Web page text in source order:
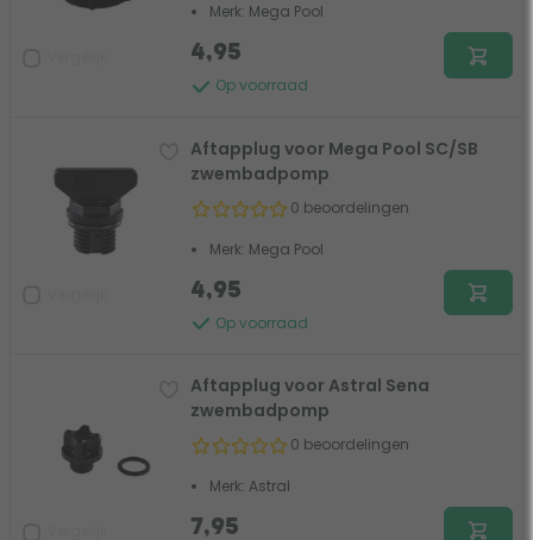
Merk: Mega Pool
Op voorraad
4,95
Aftapplug voor Mega Pool SC/SB
zwembadpomp
0 beoordelingen
Merk: Mega Pool
Op voorraad
4,95
Aftapplug voor Astral Sena
zwembadpomp
0 beoordelingen
Merk: Astral
7,95